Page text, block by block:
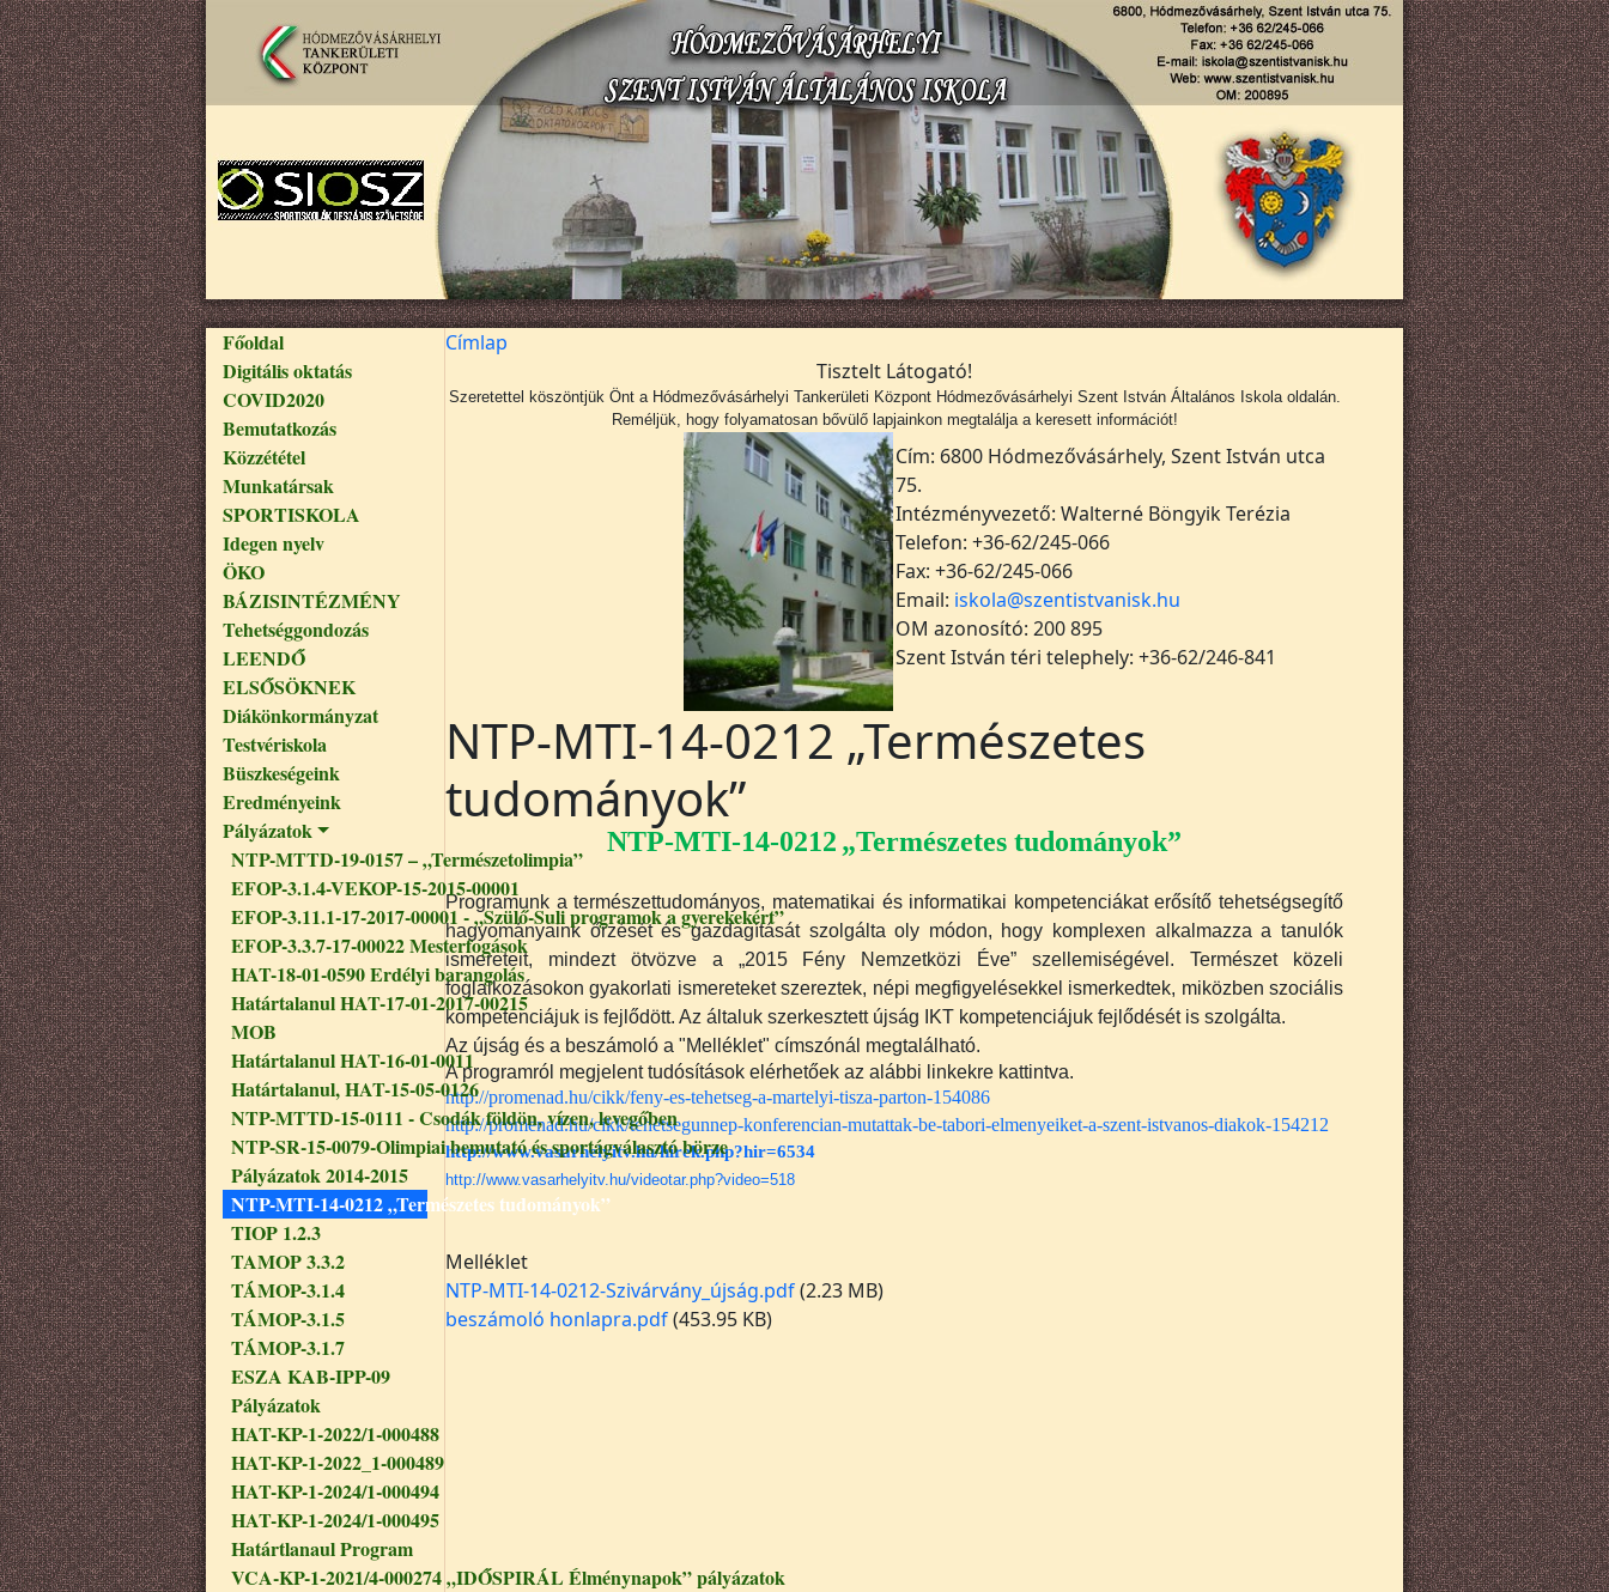
Ugrás a tartalomra
Fő navigáció
Főoldal
Digitális oktatás
COVID2020
Bemutatkozás
Közzététel
Munkatársak
SPORTISKOLA
Idegen nyelv
ÖKO
BÁZISINTÉZMÉNY
Tehetséggondozás
LEENDŐ
ELSŐSÖKNEK
Diákönkormányzat
Testvériskola
Büszkeségeink
Eredményeink
Pályázatok
NTP-MTTD-19-0157 – „Természetolimpia”
EFOP-3.1.4-VEKOP-15-2015-00001
EFOP-3.11.1-17-2017-00001 - „Szülő-Suli programok a gyerekekért”
EFOP-3.3.7-17-00022 Mesterfogások
HAT-18-01-0590 Erdélyi barangolás
Határtalanul HAT-17-01-2017-00215
MOB
Határtalanul HAT-16-01-0011
Határtalanul, HAT-15-05-0126
NTP-MTTD-15-0111 - Csodák földön, vízen, levegőben
NTP-SR-15-0079-Olimpiai bemutató és sportágválasztó börze
Pályázatok 2014-2015
NTP-MTI-14-0212 „Természetes tudományok”
TIOP 1.2.3
TAMOP 3.3.2
TÁMOP-3.1.4
TÁMOP-3.1.5
TÁMOP-3.1.7
ESZA KAB-IPP-09
Pályázatok
HAT-KP-1-2022/1-000488
HAT-KP-1-2022_1-000489
HAT-KP-1-2024/1-000494
HAT-KP-1-2024/1-000495
Határtlanaul Program
VCA-KP-1-2021/4-000274 „IDŐSPIRÁL Élménynapok” pályázatok
Címlap
Tisztelt Látogató!
Szeretettel köszöntjük Önt a Hódmezővásárhelyi Tankerületi Központ Hódmezővásárhelyi Szent István Általános Iskola oldalán.
Reméljük, hogy folyamatosan bővülő lapjainkon megtalálja a keresett információt!
Cím: 6800 Hódmezővásárhely, Szent István utca
75.
Intézményvezető: Walterné Böngyik Terézia
Telefon: +36-62/245-066
Fax: +36-62/245-066
Email: iskola@szentistvanisk.hu
OM azonosító: 200 895
Szent István téri telephely: +36-62/246-841
NTP-MTI-14-0212 „Természetes
tudományok”
NTP-MTI-14-0212 „Természetes tudományok”
Programunk a természettudományos, matematikai és informatikai kompetenciákat erősítő tehetségsegítő
hagyományaink őrzését és gazdagítását szolgálta oly módon, hogy komplexen alkalmazza a tanulók
ismereteit, mindezt ötvözve a „2015 Fény Nemzetközi Éve” szellemiségével. Természet közeli
foglalkozásokon gyakorlati ismereteket szereztek, népi megfigyelésekkel ismerkedtek, miközben szociális
kompetenciájuk is fejlődött. Az általuk szerkesztett újság IKT kompetenciájuk fejlődését is szolgálta.
Az újság és a beszámoló a "Melléklet" címszónál megtalálható.
A programról megjelent tudósítások elérhetőek az alábbi linkekre kattintva.
http://promenad.hu/cikk/feny-es-tehetseg-a-martelyi-tisza-parton-154086
http://promenad.hu/cikk/tehetsegunnep-konferencian-mutattak-be-tabori-elmenyeiket-a-szent-istvanos-diakok-154212
http://www.vasarhelyitv.hu/hirek.php?hir=6534
http://www.vasarhelyitv.hu/videotar.php?video=518
Melléklet
NTP-MTI-14-0212-Szivárvány_újság.pdf(2.23 MB)
beszámoló honlapra.pdf(453.95 KB)